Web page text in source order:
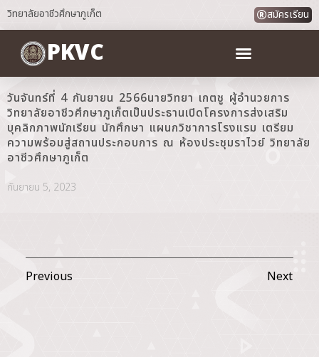
วิทยาลัยอาชีวศึกษาภูเก็ต สมัครเรียน
PKVC
วันจันทร์ที่ 4 กันยายน 2566นายวิทยา เกตชู ผู้อำนวยการ
วิทยาลัยอาชีวศึกษาภูเก็ตเป็นประธานเปิดโครงการส่งเสริม
บุคลิกภาพนักเรียน นักศึกษา แผนกวิชาการโรงแรม เตรียม
ความพร้อมสู่สถานประกอบการ ณ ห้องประชุมราไวย์ วิทยาลัย
อาชีวศึกษาภูเก็ต
กันยายน 5, 2023
Previous Next